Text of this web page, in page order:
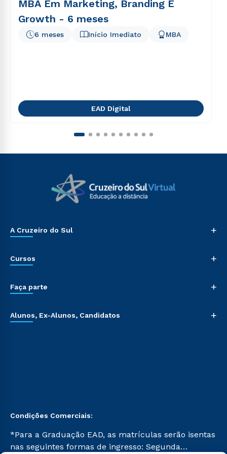
MBA Em Marketing, Branding E
Growth - 6 meses
Início Imediato
6 meses MBA
EAD Digital
A Cruzeiro do Sul +
Cursos +
Faça parte +
Alunos, Ex-Alunos, Candidatos +
Condições Comerciais:
*Para a Graduação EAD, as matrículas serão isentas
nas seguintes formas de ingresso: Segunda